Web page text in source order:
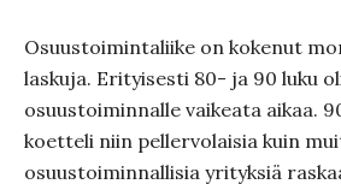
Osuustoimintaliike on kokenut
laskuja. Erityisesti 80- ja 90 luku
osuustoiminnalle vaikeata aikaa.
koetteli niin pellervolaisia kuin
osuustoiminnallisia yrityksiä